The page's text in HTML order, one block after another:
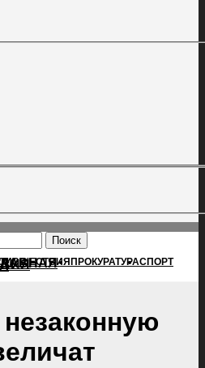
ПРОКУРАТУРАСПОРТ